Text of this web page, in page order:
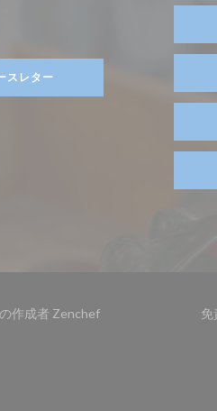
((新しいウィンドウで
スレター
作成者 Zenchef((新しいウィンドウ免